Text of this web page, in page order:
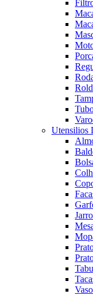
Utensilios